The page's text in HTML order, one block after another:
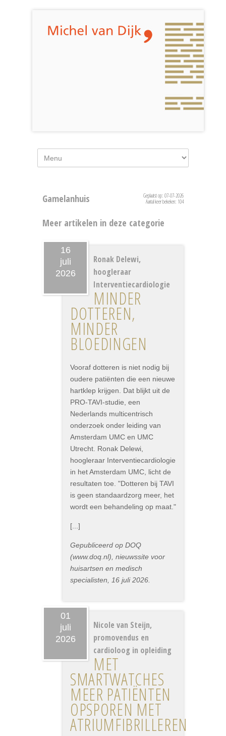
Gamelanhuis
Geplaatst op: 07-07-2026
Aantal keer bekeken: 104
Meer artikelen in deze categorie
16
juli
2026
Ronak Delewi,
hoogleraar
Interventiecardiologie
MINDER
DOTTEREN,
MINDER
BLOEDINGEN
Vooraf dotteren is niet nodig bij
oudere patiënten die een nieuwe
hartklep krijgen. Dat blijkt uit de
PRO-TAVI-studie, een
Nederlands multicentrisch
onderzoek onder leiding van
Amsterdam UMC en UMC
Utrecht. Ronak Delewi,
hoogleraar Interventiecardiologie
in het Amsterdam UMC, licht de
resultaten toe. "Dotteren bij TAVI
is geen standaardzorg meer, het
wordt een behandeling op maat."
[...]
Gepubliceerd op DOQ
(www.doq.nl), nieuwssite voor
huisartsen en medisch
specialisten, 16 juli 2026.
01
juli
2026
Nicole van Steijn,
promovendus en
cardioloog in opleiding
MET
SMARTWATCHES
MEER PATIËNTEN
OPSPOREN MET
ATRIUMFIBRILLEREN